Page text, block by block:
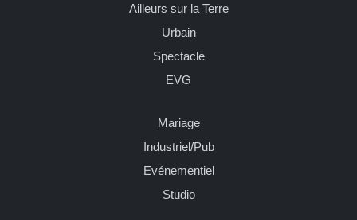
Ailleurs sur la Terre
Urbain
Spectacle
EVG
Mariage
Industriel/Pub
Evénementiel
Studio